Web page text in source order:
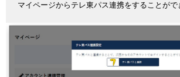
マイページからテレ東パス連携をすることがで